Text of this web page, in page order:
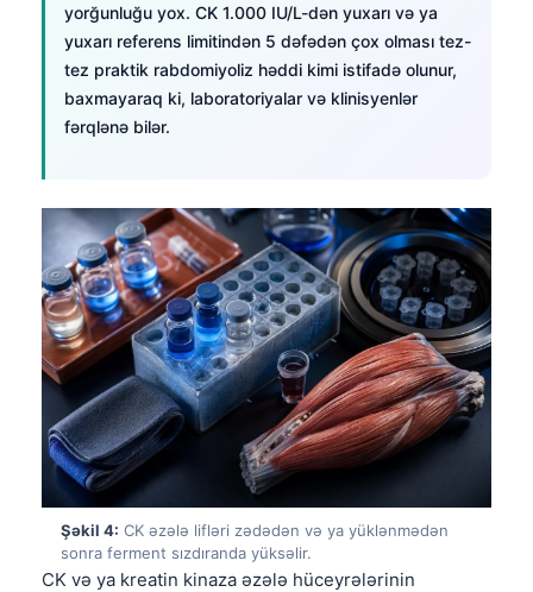
yorğunluğu yox. CK 1.000 IU/L-dən yuxarı və ya
yuxarı referens limitindən 5 dəfədən çox olması tez-
tez praktik rabdomiyoliz həddi kimi istifadə olunur,
baxmayaraq ki, laboratoriyalar və klinisyenlər
fərqlənə bilər.
Şəkil 4: CK əzələ lifləri zədədən və ya yüklənmədən
sonra ferment sızdıranda yüksəlir.
CK və ya kreatin kinaza əzələ hüceyrələrinin